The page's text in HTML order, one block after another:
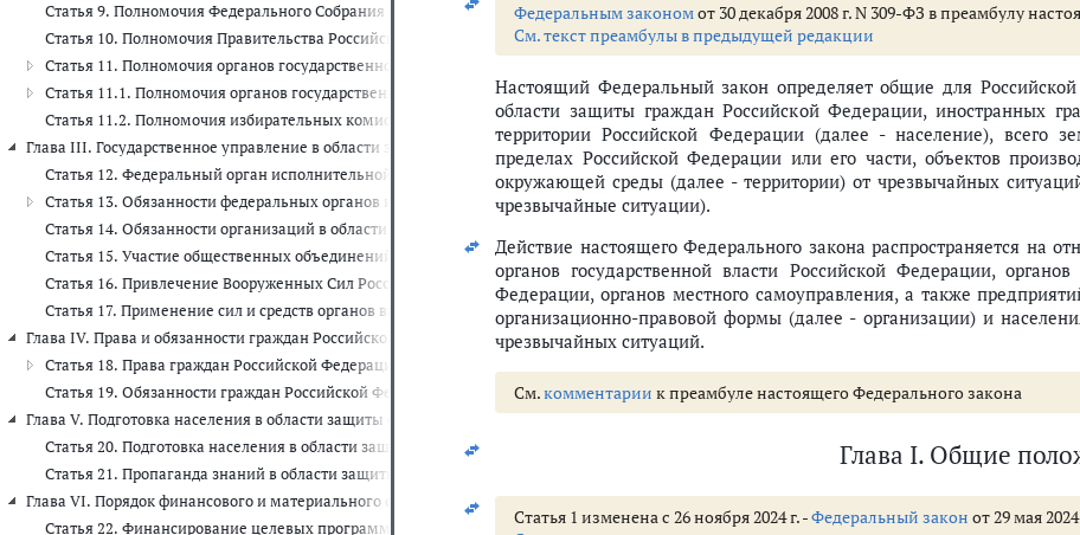
Статья 9. Полномочия Федерального Собрания Российской Федерации в области защиты населения и территорий от чрезвычайных ситуаций
Статья 10. Полномочия Правительства Российской Федерации в области защиты населения и территорий от чрезвычайных ситуаций
Статья 11. Полномочия органов государственной власти субъектов Российской Федерации и органов местного самоуправления в области
Статья 11.1. Полномочия органов государственной власти субъектов Российской Федерации при организации возмещения ущерба,
Статья 11.2. Полномочия избирательных комиссий по принятию решения об отложении голосования на выборах, референдумах при
Глава III. Государственное управление в области защиты населения и территорий от чрезвычайных ситуаций (ст.ст. 12 - 17)
Статья 12. Федеральный орган исполнительной власти, уполномоченный на решение задач в области защиты населения и территорий от
Статья 13. Обязанности федеральных органов исполнительной власти в области защиты населения и территорий от чрезвычайных ситуаций
Статья 14. Обязанности организаций в области защиты населения и территорий от чрезвычайных ситуаций
Статья 15. Участие общественных объединений в ликвидации чрезвычайных ситуаций
Статья 16. Привлечение Вооруженных Сил Российской Федерации, других войск и воинских формирований для ликвидации чрезвычайных
Статья 17. Применение сил и средств органов внутренних дел Российской Федерации при ликвидации чрезвычайных ситуаций
Глава IV. Права и обязанности граждан Российской Федерации, иностранных граждан и лиц без гражданства в области защиты населения и
Статья 18. Права граждан Российской Федерации, иностранных граждан и лиц без гражданства в области защиты населения и территорий от
Статья 19. Обязанности граждан Российской Федерации, иностранных граждан и лиц без гражданства в области защиты населения и
Глава V. Подготовка населения в области защиты от чрезвычайных ситуаций (ст.ст. 20 - 21)
Статья 20. Подготовка населения в области защиты от чрезвычайных ситуаций
Статья 21. Пропаганда знаний в области защиты населения и территорий от чрезвычайных ситуаций
Глава VI. Порядок финансового и материального обеспечения мероприятий по защите населения и территорий от чрезвычайных ситуаций
Статья 22. Финансирование целевых программ
Федеральным закономот 30 декабря 2008 г. N 309-ФЗ в преамбулу
См. текст преамбулы в предыдущей редакции
Настоящий Федеральный закон определяет общие для
области защиты граждан Российской Федерации, иностранных
территории Российской Федерации (далее - население), всего
пределах Российской Федерации или его части, объектов
окружающей среды (далее - территории) от чрезвычайных
чрезвычайные ситуации).
Действие настоящего Федерального закона распространяется на
органов государственной власти Российской Федерации,
Федерации, органов местного самоуправления, а также
организационно-правовой формы (далее - организации) и
чрезвычайных ситуаций.
См.комментарии к преамбуле настоящего Федерального закона
Глава I. Общие
Статья 1 изменена с 26 ноября 2024 г. -Федеральный закон от 29 мая